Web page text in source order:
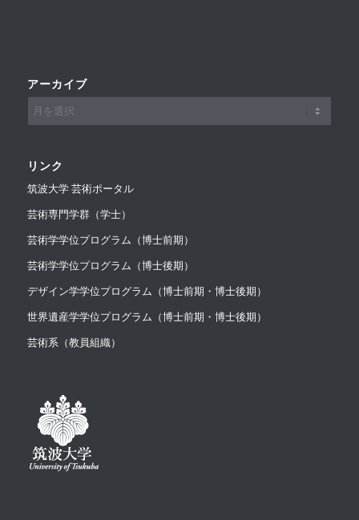
アーカイブ
リンク
筑波大学 芸術ポータル
芸術専門学群（学士）
芸術学学位プログラム（博士前期）
芸術学学位プログラム（博士後期）
デザイン学学位プログラム（博士前期・博士後期）
世界遺産学学位プログラム（博士前期・博士後期）
芸術系（教員組織）